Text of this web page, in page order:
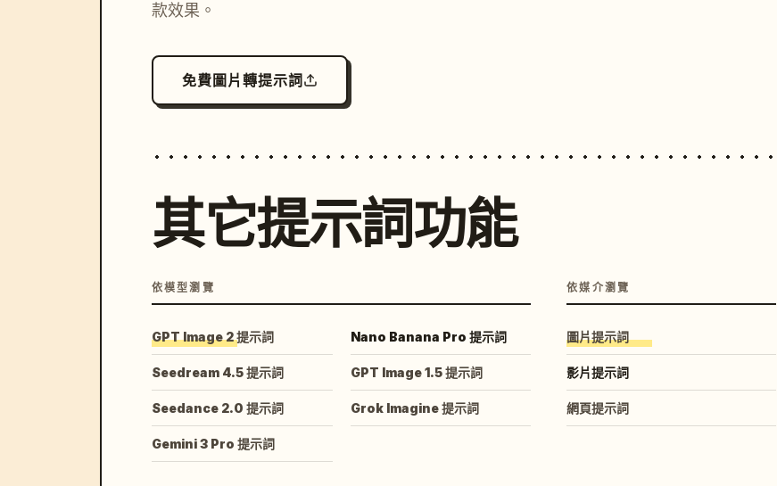
款效果。
免費圖片轉提示詞
其它提示詞功能
依模型瀏覽
GPT Image 2 提示詞 Nano Banana Pro 提示詞
Seedream 4.5 提示詞 GPT Image 1.5 提示詞
Seedance 2.0 提示詞 Grok Imagine 提示詞
Gemini 3 Pro 提示詞
依媒介瀏覽
圖片提示詞
影片提示詞
網頁提示詞